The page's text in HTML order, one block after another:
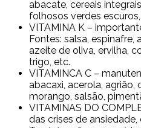
abacate, cereais
folhosos verdes
VITAMINA K –
Fontes: salsa, espinafre,
azeite de oliva, ervilha,
trigo, etc.
VITAMINCA C –
abacaxi, acerola, agrião,
morango, salsão,
VITAMINAS DO
das crises de